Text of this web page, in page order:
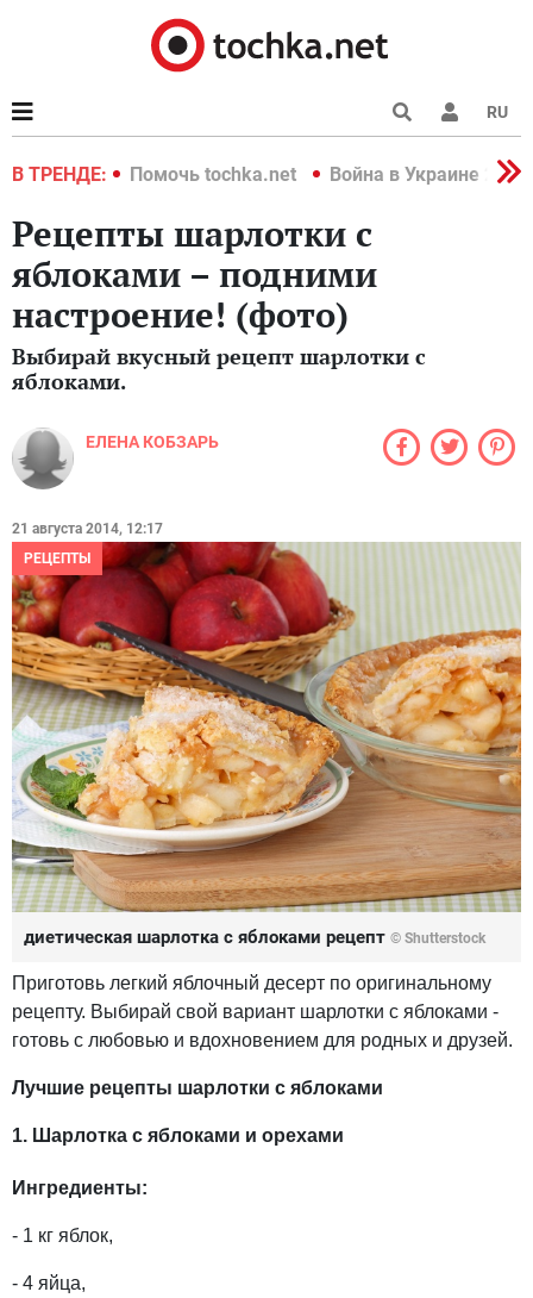
RU
В ТРЕНДЕ:
2022 Помочь tochka.net Война в Украине 2022
Рецепты шарлотки с
яблоками – подними
настроение! (фото)
Выбирай вкусный рецепт шарлотки с
яблоками.
ЕЛЕНА КОБЗАРЬ
21 августа 2014, 12:17
РЕЦЕПТЫ
диетическая шарлотка с яблоками рецепт © Shutterstock
Приготовь легкий яблочный десерт по оригинальному
рецепту. Выбирай свой вариант шарлотки с яблоками -
готовь с любовью и вдохновением для родных и друзей.
Лучшие рецепты шарлотки с яблоками
1. Шарлотка с яблоками и орехами
Ингредиенты:
- 1 кг яблок,
- 4 яйца,